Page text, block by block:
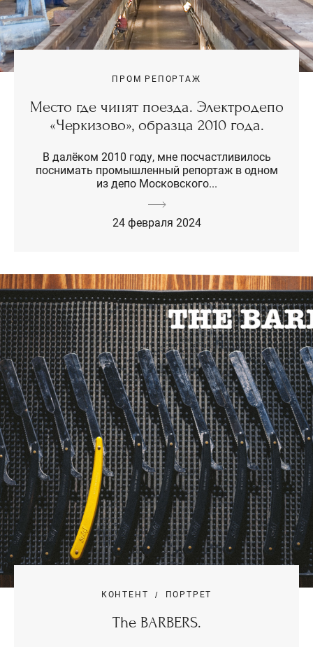
ПРОМ РЕПОРТАЖ
Место где чинят поезда. Электродепо
«Черкизово», образца 2010 года.
В далёком 2010 году, мне посчастливилось
поснимать промышленный репортаж в одном
из депо Московского...
24 февраля 2024
КОНТЕНТ ПОРТРЕТ
The BARBERS.